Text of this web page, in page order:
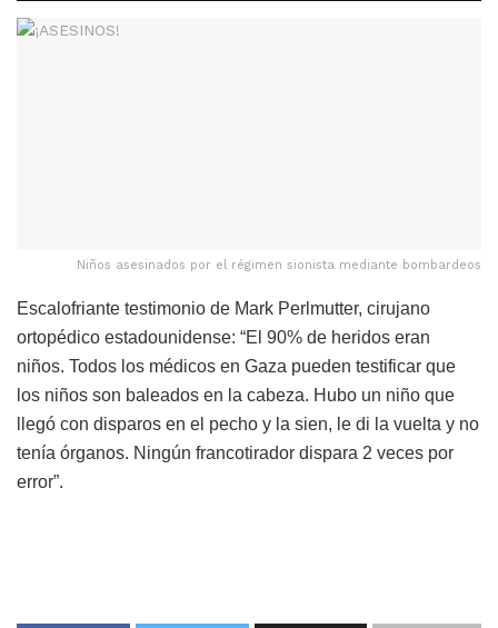
Niños asesinados por el régimen sionista mediante bombardeos
Escalofriante testimonio de Mark Perlmutter, cirujano
ortopédico estadounidense: “El 90% de heridos eran
niños. Todos los médicos en Gaza pueden testificar que
los niños son baleados en la cabeza. Hubo un niño que
llegó con disparos en el pecho y la sien, le di la vuelta y no
tenía órganos. Ningún francotirador dispara 2 veces por
error”.